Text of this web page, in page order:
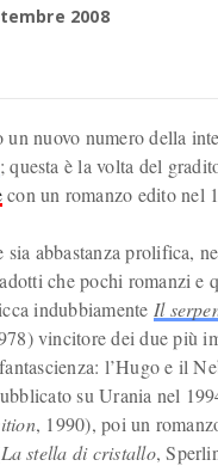
2008
nuovo numero della
; questa è la volta del
con un romanzo edito nel
sia abbastanza prolifica,
che pochi romanzi e
indubbiamente Il
vincitore dei due più
l’Hugo e il
su Urania nel
, 1990), poi un
La stella di cristallo,